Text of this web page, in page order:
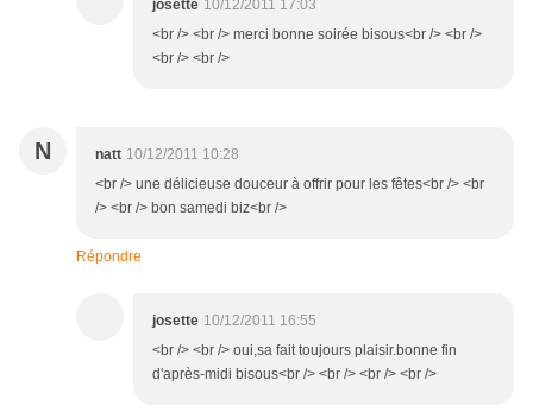
josette 10/12/2011 17:03
<br /> <br /> merci bonne soirée bisous<br /> <br />
<br /> <br />
N natt 10/12/2011 10:28
<br /> une délicieuse douceur à offrir pour les fêtes<br /> <br
/> <br /> bon samedi biz<br />
Répondre
josette 10/12/2011 16:55
<br /> <br /> oui,sa fait toujours plaisir.bonne fin
d'après-midi bisous<br /> <br /> <br /> <br />